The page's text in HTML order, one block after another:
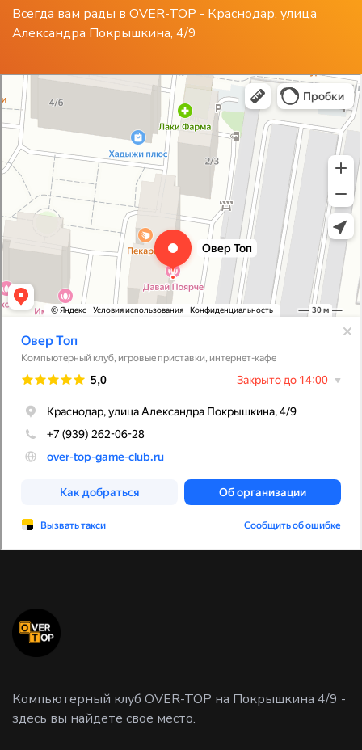
Всегда вам рады в OVER-TOP - Краснодар, улица
Александра Покрышкина, 4/9
Овер Топ
Компьютерный клуб в Краснодаре
Развлекательный центр в Краснодаре
Компьютерный клуб OVER-TOP на Покрышкина 4/9 -
здесь вы найдете свое место.